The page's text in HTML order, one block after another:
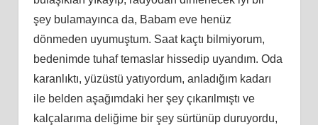
şey bulamayınca da, Babam eve henüz
dönmeden uyumuştum. Saat kaçtı bilmiyorum,
bedenimde tuhaf temaslar hissedip uyandım. Oda
karanlıktı, yüzüstü yatıyordum, anladığım kadarı
ile belden aşağımdaki her şey çıkarılmıştı ve
kalçalarıma deliğime bir şey sürtünüp duruyordu,